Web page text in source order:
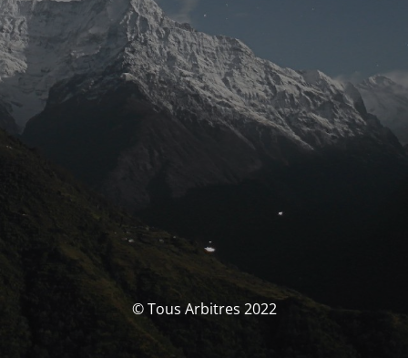
© Tous Arbitres 2022